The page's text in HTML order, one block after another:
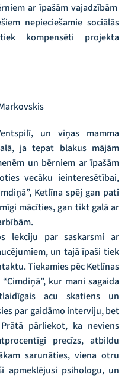
ar īpašām vajadzībām
nepieciešamie sociālās
kompensēti projekta
un viņas mamma
ja tepat blakus mājām
un bērniem ar īpašām
vecāku ieinteresētībai,
Ketlīna spēj gan pati
mācīties, gan tikt galā ar
lekciju par saskarsmi ar
un tajā īpaši tiek
Tiekamies pēc Ketlīnas
kur mani sagaida
acu skatiens un
par gaidāmo interviju, bet
pārliekot, ka neviens
precīzs, atbildu
sarunāties, viena otru
apmeklējusi psihologu, un